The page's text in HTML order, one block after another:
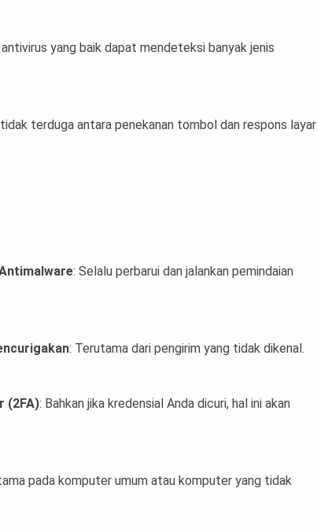
yang baik dapat mendeteksi banyak jenis
terduga antara penekanan tombol dan respons layar
: Selalu perbarui dan jalankan pemindaian
: Terutama dari pengirim yang tidak dikenal.
(2FA): Bahkan jika kredensial Anda dicuri, hal ini akan
pada komputer umum atau komputer yang tidak